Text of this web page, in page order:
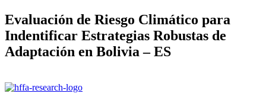
Evaluación de Riesgo Climático para
Indentificar Estrategias Robustas de
Adaptación en Bolivia – ES